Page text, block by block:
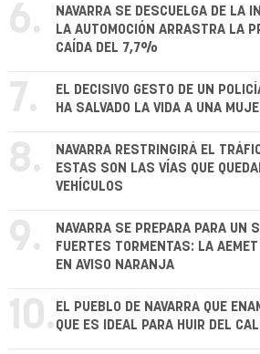
6.
NAVARRA SE DESCUELGA DE LA
LA AUTOMOCIÓN ARRASTRA LA
CAÍDA DEL 7,7%
7.
EL DECISIVO GESTO DE UN
HA SALVADO LA VIDA A UNA
8.
NAVARRA RESTRINGIRÁ EL
ESTAS SON LAS VÍAS QUE
VEHÍCULOS
9.
NAVARRA SE PREPARA PARA UN
FUERTES TORMENTAS: LA
EN AVISO NARANJA
10. EL PUEBLO DE NAVARRA QUE
QUE ES IDEAL PARA HUIR DEL